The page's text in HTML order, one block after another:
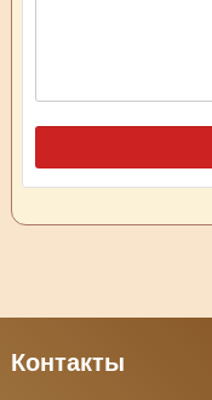
Контакты